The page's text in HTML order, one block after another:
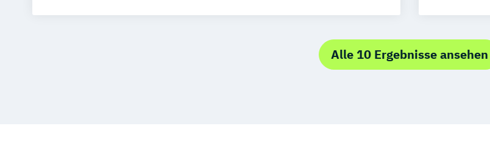
Alle 10 Ergebnisse ansehen